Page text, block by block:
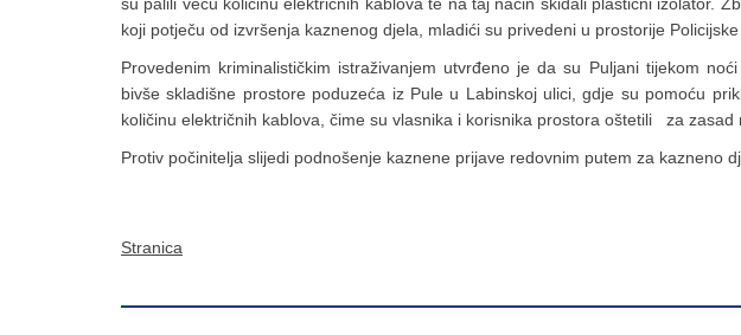
koji potječu od izvršenja kaznenog djela, mladići su privedeni u prostorije Policijske
Provedenim kriminalističkim istraživanjem utvrđeno je da su Puljani tijekom
bivše skladišne prostore poduzeća iz Pule u Labinskoj ulici, gdje su pomoću
količinu električnih kablova, čime su vlasnika i korisnika prostora oštetili za zasad
Protiv počinitelja slijedi podnošenje kaznene prijave redovnim putem za kazneno
Stranica